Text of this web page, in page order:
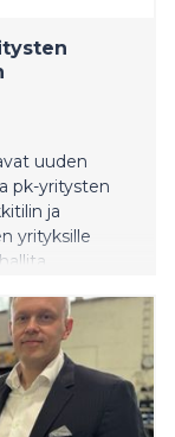
uuden
pk-yritysten
ja
yrityksille